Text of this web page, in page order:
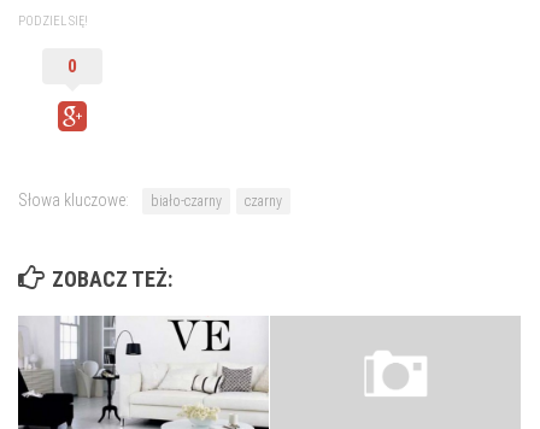
PODZIEL SIĘ!
0
Słowa kluczowe: biało-czarny czarny
ZOBACZ TEŻ: